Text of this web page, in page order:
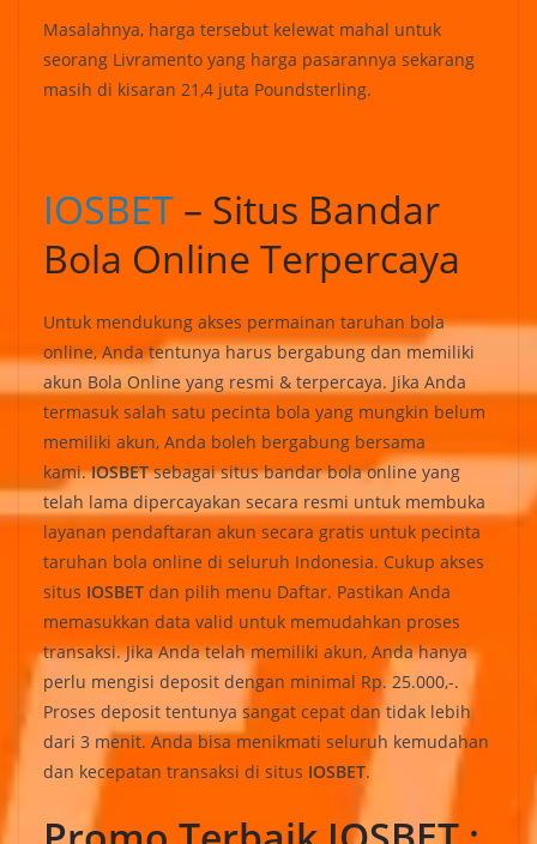
Masalahnya, harga tersebut kelewat mahal untuk
seorang Livramento yang harga pasarannya sekarang
masih di kisaran 21,4 juta Poundsterling.
IOSBET – Situs Bandar
Bola Online Terpercaya
Untuk mendukung akses permainan taruhan bola
online, Anda tentunya harus bergabung dan memiliki
akun Bola Online yang resmi & terpercaya. Jika Anda
termasuk salah satu pecinta bola yang mungkin belum
memiliki akun, Anda boleh bergabung bersama
kami.IOSBETsebagai situs bandar bola online yang
telah lama dipercayakan secara resmi untuk membuka
layanan pendaftaran akun secara gratis untuk pecinta
taruhan bola online di seluruh Indonesia. Cukup akses
situs IOSBET dan pilih menu Daftar. Pastikan Anda
memasukkan data valid untuk memudahkan proses
transaksi. Jika Anda telah memiliki akun, Anda hanya
perlu mengisi deposit dengan minimal Rp. 25.000,-.
Proses deposit tentunya sangat cepat dan tidak lebih
dari 3 menit. Anda bisa menikmati seluruh kemudahan
dan kecepatan transaksi di situs IOSBET.